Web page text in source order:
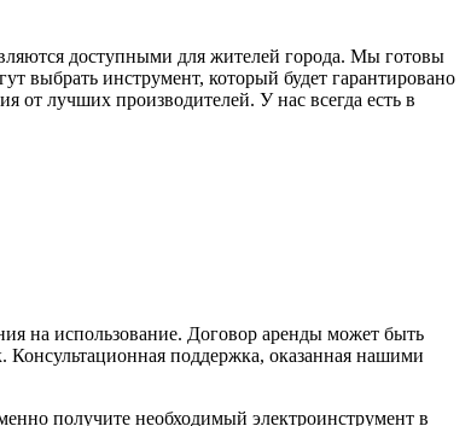
доступными для жителей города. Мы готовы
выбрать инструмент, который будет гарантировано
от лучших производителей. У нас всегда есть в
на использование. Договор аренды может быть
поддержка, оказанная нашими
получите необходимый электроинструмент в